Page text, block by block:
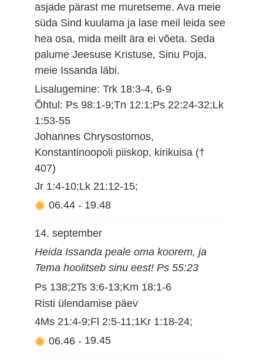
asjade pärast me muretseme. Ava meie
süda Sind kuulama ja lase meil leida see
hea osa, mida meilt ära ei võeta. Seda
palume Jeesuse Kristuse, Sinu Poja,
meie Issanda läbi.
Lisalugemine: Trk 18:3-4, 6-9
Õhtul: Ps 98:1-9;Tn 12:1;Ps 22:24-32;Lk
1:53-55
Johannes Chrysostomos,
Konstantinoopoli piiskop, kirikuisa (†
407)
Jr 1:4-10;Lk 21:12-15;
06.44 - 19.48
14. september
Heida Issanda peale oma koorem, ja
Tema hoolitseb sinu eest! Ps 55:23
Ps 138;2Ts 3:6-13;Km 18:1-6
Risti ülendamise päev
4Ms 21:4-9;Fl 2:5-11;1Kr 1:18-24;
06.46 - 19.45